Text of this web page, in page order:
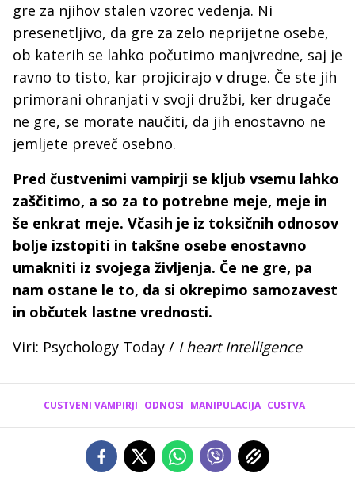
gre za njihov stalen vzorec vedenja. Ni
presenetljivo, da gre za zelo neprijetne osebe,
ob katerih se lahko počutimo manjvredne, saj je
ravno to tisto, kar projicirajo v druge. Če ste jih
primorani ohranjati v svoji družbi, ker drugače
ne gre, se morate naučiti, da jih enostavno ne
jemljete preveč osebno.
Pred čustvenimi vampirji se kljub vsemu lahko
zaščitimo, a so za to potrebne meje, meje in
še enkrat meje. Včasih je iz toksičnih odnosov
bolje izstopiti in takšne osebe enostavno
umakniti iz svojega življenja. Če ne gre, pa
nam ostane le to, da si okrepimo samozavest
in občutek lastne vrednosti.
Viri: Psychology Today / I heart Intelligence
CUSTVENI VAMPIRJI ODNOSI MANIPULACIJA CUSTVA